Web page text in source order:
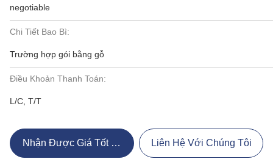
negotiable
Chi Tiết Bao Bì:
Trường hợp gói bằng gỗ
Điều Khoản Thanh Toán:
L/C, T/T
Nhận Được Giá Tốt Nhất Liên Hệ Với Chúng Tôi